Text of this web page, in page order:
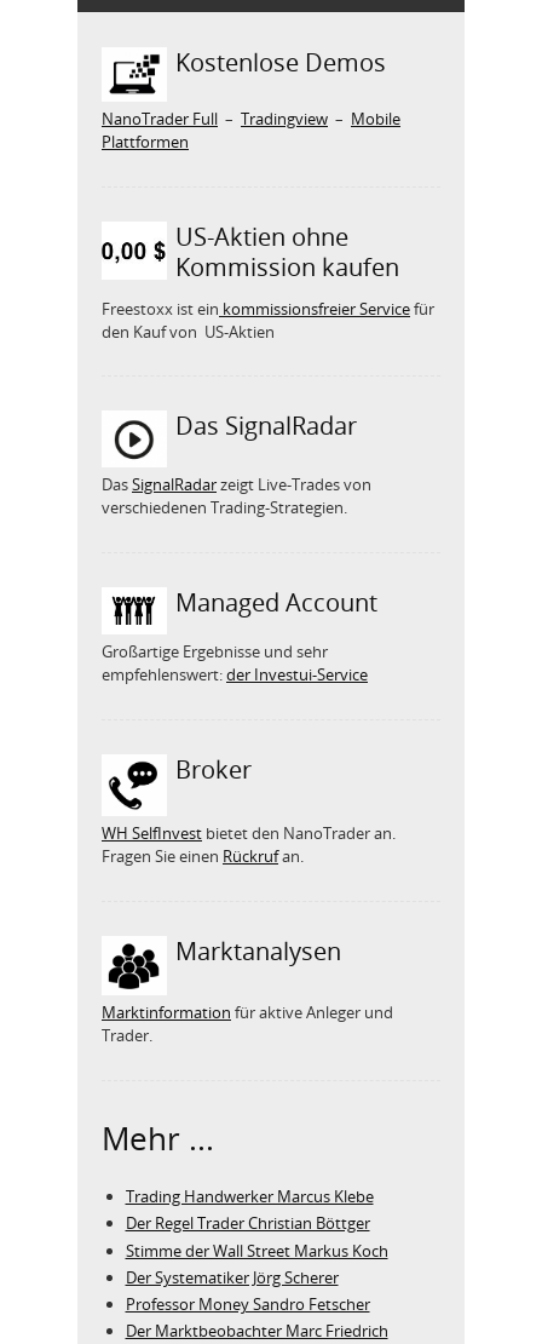
Kostenlose Demos
NanoTrader Full – Tradingview – Mobile
Plattformen
US-Aktien ohne
Kommission kaufen
Freestoxx ist ein kommissionsfreier Servicefür
den Kauf von US-Aktien
Das SignalRadar
DasSignalRadarzeigt Live-Trades von
verschiedenen Trading-Strategien.
Managed Account
Großartige Ergebnisse und sehr
empfehlenswert:der Investui-Service
Broker
WH SelfInvest bietet den NanoTrader an.
Fragen Sie einen Rückrufan.
Marktanalysen
Marktinformation für aktive Anleger und
Trader.
Mehr ...
Trading Handwerker Marcus Klebe
Der Regel Trader Christian Böttger
Stimme der Wall Street Markus Koch
Der Systematiker Jörg Scherer
Professor Money Sandro Fetscher
Der Marktbeobachter Marc Friedrich